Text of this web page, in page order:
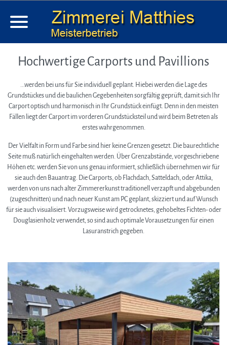
Ihre vertrauensvolle Zimmerei
Kontakt
Alle Leistungen
Haus, Gauben, Anbauten
Dachsanierungen / eindeckung
Terrasse & Balkon
Weitere Ideen und Bilder
Projekt mit der Oberschule Hanstedt
Impressum
Hochwertige Carports und Pavillions
...werden bei uns für Sie individuell geplant. Hiebei werden die Lage des
Grundstückes und die baulichen Gegebenheiten sorgfältig geprüft, damit sich Ihr
Carport optisch und harmonisch in Ihr Grundstück einfügt. Denn in den meisten
Fällen liegt der Carport im vorderen Grundstücksteil und wird beim Betreten als
erstes wahrgenommen.
Der Vielfalt in Form und Farbe sind hier keine Grenzen gesetzt. Die baurechtliche
Seite muß natürlich eingehalten werden. Über Grenzabstände, vorgeschriebene
Höhen etc. werden Sie von uns genau informiert, schließlich übernehmen wir für
sie auch den Bauantrag. Die Carports, ob Flachdach, Satteldach, oder Attika,
werden von uns nach alter Zimmererkunst traditionell verzapft und abgebunden
(zugeschnitten) und nach neuer Kunst am PC geplant, skizziert und auf Wunsch
für sie auch visualisiert. Vorzugsweise wird getrocknetes, gehobeltes Fichten- oder
Douglasienholz verwendet, so sind auch optimale Vorausetzungen für einen
Lasuranstrich gegeben.